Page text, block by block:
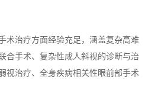
术治疗方面经验充足，涵盖复杂高难
合手术、复杂性成人斜视的诊断与治
视治疗、全身疾病相关性眼前部手术